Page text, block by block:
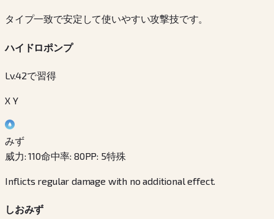
タイプ一致で安定して使いやすい攻撃技です。
ハイドロポンプ
Lv.42で習得
X Y
みず
威力:110命中率: 80PP: 5特殊
Inflicts regular damage with no additional effect.
しおみず